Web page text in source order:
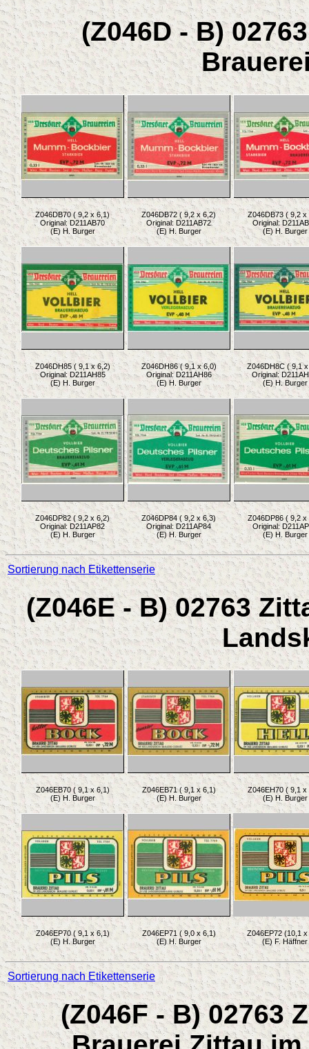
(Z046D - B)
Z046DB70 ( 9,2 x 6,1)
Original: D211AB70
(E) H. Burger
Z046DB72 ( 9,2 x 6,2)
Original: D211AB72
(E) H. Burger
Z046DB73 ( 9,2 x
Original:
(E) H. Burger
Z046DH85 ( 9,1 x 6,2)
Original: D211AH85
(E) H. Burger
Z046DH86 ( 9,1 x 6,0)
Original: D211AH86
(E) H. Burger
Z046DH8C ( 9,1
Original:
(E) H. Burger
Z046DP82 ( 9,2 x 6,2)
Original: D211AP82
(E) H. Burger
Z046DP84 ( 9,2 x 6,3)
Original: D211AP84
(E) H. Burger
Z046DP86 ( 9,2 x
Original:
(E) H. Burger
Sortierung nach Etikettenserie
(Z046E - B) 02763
Z046EB70 ( 9,1 x 6,1)
(E) H. Burger
Z046EB71 ( 9,1 x 6,1)
(E) H. Burger
Z046EH70 ( 9,1 x
(E) H. Burger
Z046EP70 ( 9,1 x 6,1)
(E) H. Burger
Z046EP71 ( 9,0 x 6,1)
(E) H. Burger
Z046EP72 (10,1
(E) F. Häffner
Sortierung nach Etikettenserie
(Z046F - B) 02763